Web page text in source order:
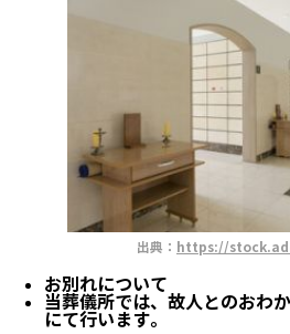
出典： https://
お別れについて
当葬儀所では、故人とのおわ
にて行います。